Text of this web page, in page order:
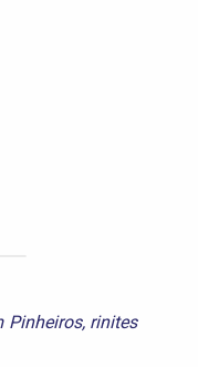
Pinheiros, rinites